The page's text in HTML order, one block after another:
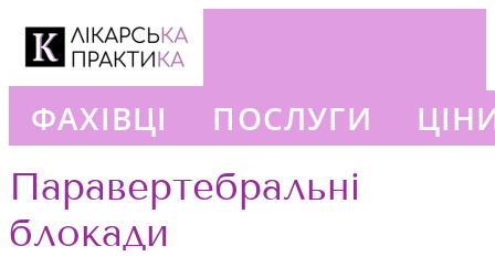
ФАХІВЦІ ПОСЛУГИ
+380663777302
Паравертебральні
блокади